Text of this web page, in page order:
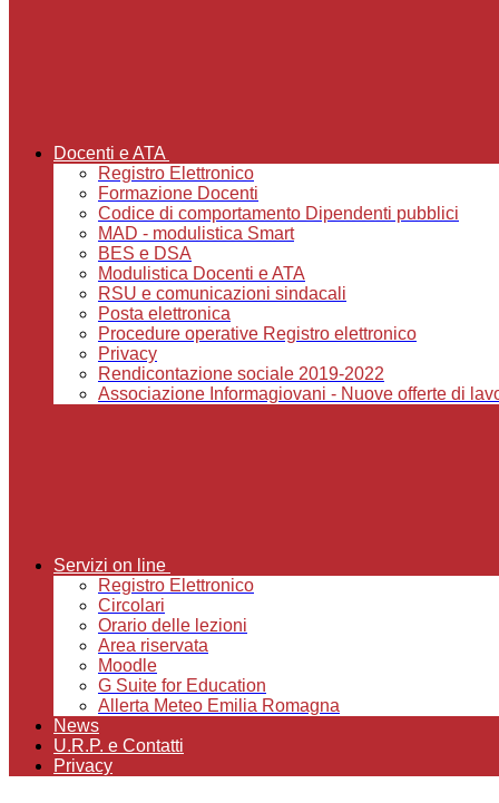
Docenti e ATA
Registro Elettronico
Formazione Docenti
Codice di comportamento Dipendenti pubblici
MAD - modulistica Smart
BES e DSA
Modulistica Docenti e ATA
RSU e comunicazioni sindacali
Posta elettronica
Procedure operative Registro elettronico
Privacy
Rendicontazione sociale 2019-2022
Associazione Informagiovani - Nuove offerte di
Servizi on line
Registro Elettronico
Circolari
Orario delle lezioni
Area riservata
Moodle
G Suite for Education
Allerta Meteo Emilia Romagna
News
U.R.P. e Contatti
Privacy